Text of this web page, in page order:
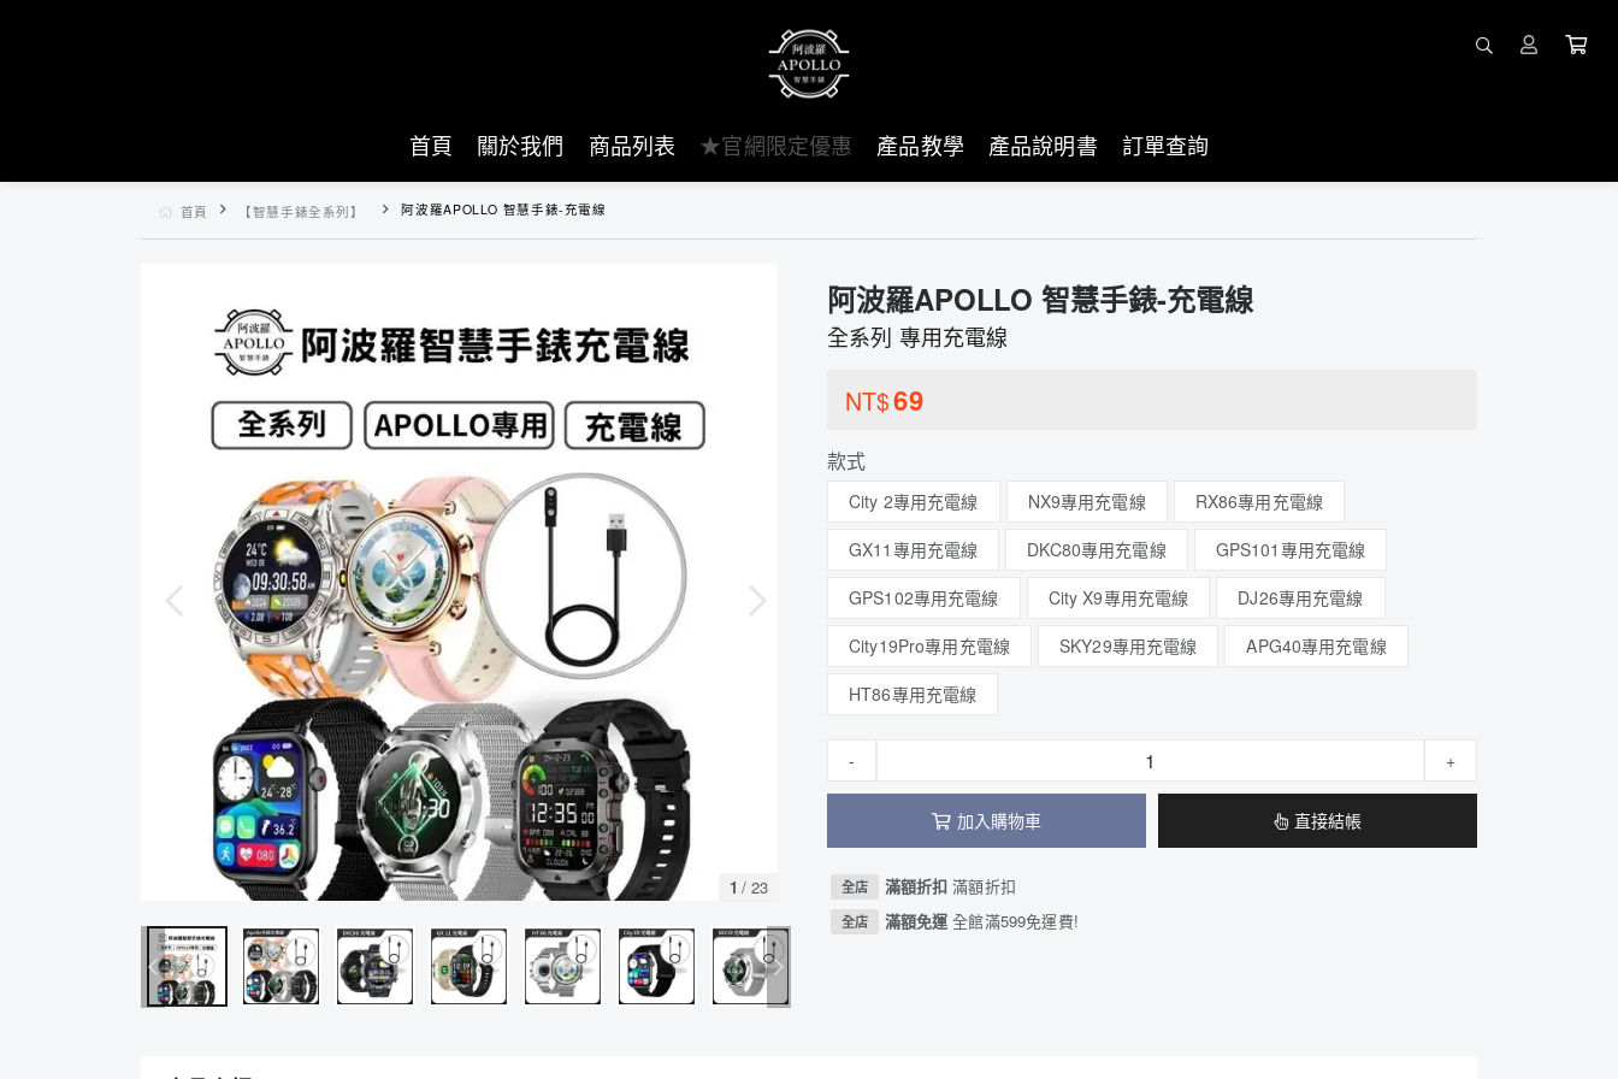
首頁 關於我們 商品列表 ★官網限定優惠 產品教學 產品說明書 訂單查詢
首頁 【智慧手錶全系列】 阿波羅APOLLO 智慧手錶-充電線
1 / 23
阿波羅APOLLO 智慧手錶-充電線
全系列 專用充電線
NT$69
款式
City 2專用充電線 NX9專用充電線
RX86專用充電線
GX11專用充電線
DKC80專用充電線
GPS101專用充電線
GPS102專用充電線
City X9專用充電線
DJ26專用充電線
City19Pro專用充電線
SKY29專用充電線
APG40專用充電線
HT86專用充電線
- +
加入購物車 直接結帳
全店 滿額折扣滿額折扣
全店 滿額免運全館滿599免運費!